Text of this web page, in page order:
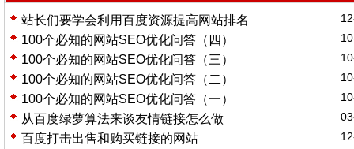
站长们要学会利用百度资源提高网站排名
100个必知的网站SEO优化问答（四）
100个必知的网站SEO优化问答（三）
100个必知的网站SEO优化问答（二）
100个必知的网站SEO优化问答（一）
从百度绿萝算法来谈友情链接怎么做
百度打击出售和购买链接的网站